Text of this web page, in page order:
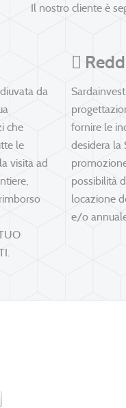
Il nostro cliente è
da
che
le
visita ad
fornire le
desidera la
possibilità
locazione
e/o